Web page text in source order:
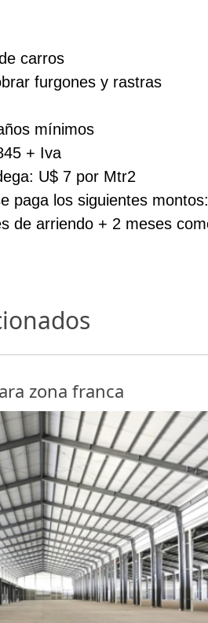
carros
furgones y rastras
mínimos
+ Iva
U$ 7 por Mtr2
paga los siguientes montos:
de arriendo + 2 meses
zona franca